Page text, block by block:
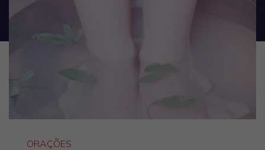
ORAÇÕES